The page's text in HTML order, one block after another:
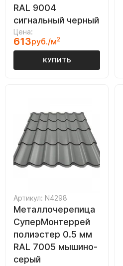
RAL 9004
сигнальный черный
Цена:
613руб./м2
КУПИТЬ
Артикул: N4298
Металлочерепица
СуперМонтеррей
полиэстер 0.5 мм
RAL 7005 мышино-
серый